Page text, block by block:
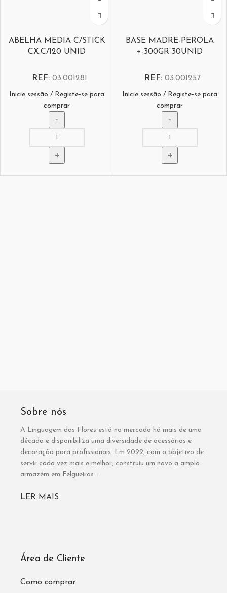
ABELHA MEDIA C/STICK
CX.C/120 UNID
REF: 03.001281
Inicie sessão / Registe-se para
comprar
BASE MADRE-PEROLA
+-300GR 30UNID
REF: 03.001257
Inicie sessão / Registe-se para
comprar
Sobre nós
A Linguagem das Flores está no mercado há mais de uma
década e disponibiliza uma diversidade de acessórios e
decoração para profissionais. Em 2022, com o objetivo de
servir cada vez mais e melhor, construiu um novo a amplo
armazém em Felgueiras...
LER MAIS
Área de Cliente
Como comprar